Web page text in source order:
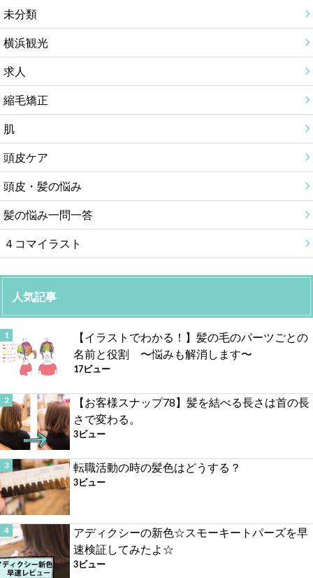
未分類
横浜観光
求人
縮毛矯正
肌
頭皮ケア
頭皮・髪の悩み
髪の悩み一問一答
４コマイラスト
人気記事
【イラストでわかる！】髪の毛のパーツごとの
名前と役割 〜悩みも解消します〜
17ビュー
【お客様スナップ78】髪を結べる長さは首の長
さで変わる。
3ビュー
転職活動の時の髪色はどうする？
3ビュー
アディクシーの新色☆スモーキートパーズを早
速検証してみたよ☆
3ビュー